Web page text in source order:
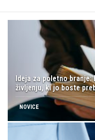
Ideja za poletno branje:
življenju, ki jo boste
NOVICE